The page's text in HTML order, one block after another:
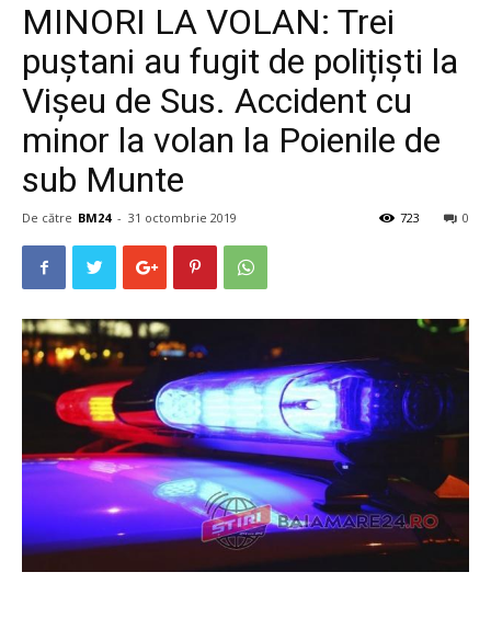
MINORI LA VOLAN: Trei
puștani au fugit de polițiști la
Vișeu de Sus. Accident cu
minor la volan la Poienile de
sub Munte
De către BM24 - 31 octombrie 2019 0
723